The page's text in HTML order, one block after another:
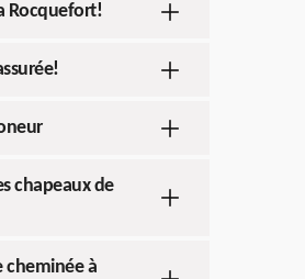
Rocquefort!
chapeaux de
cheminée à